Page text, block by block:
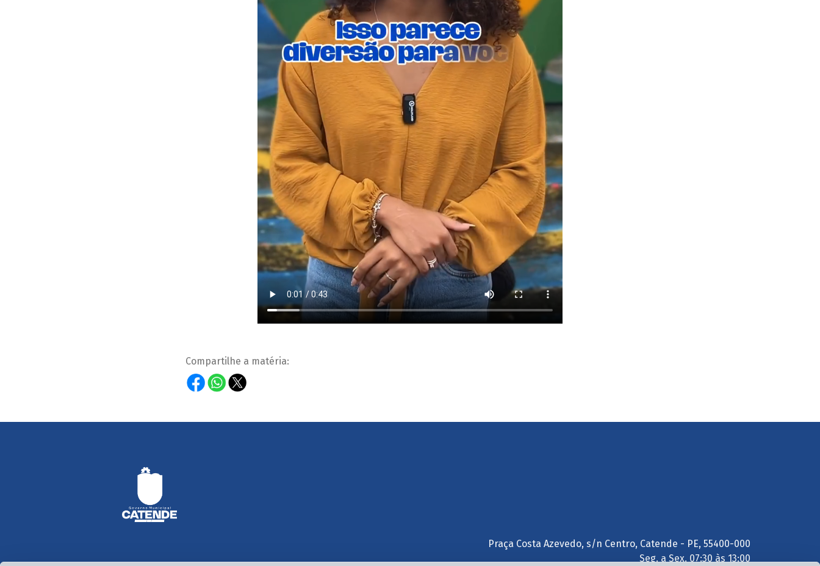
Compartilhe a matéria:
Praça Costa Azevedo, s/n Centro, Catende - PE, 55400-000
Seg. a Sex. 07:30 às 13:00